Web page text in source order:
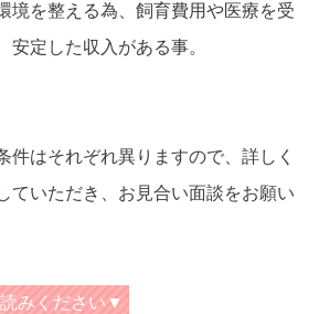
境を整える為、飼育費用や医療を受
安定した収入がある事。
件はそれぞれ異りますので、詳しく
ていただき、お見合い面談をお願い
みください▼